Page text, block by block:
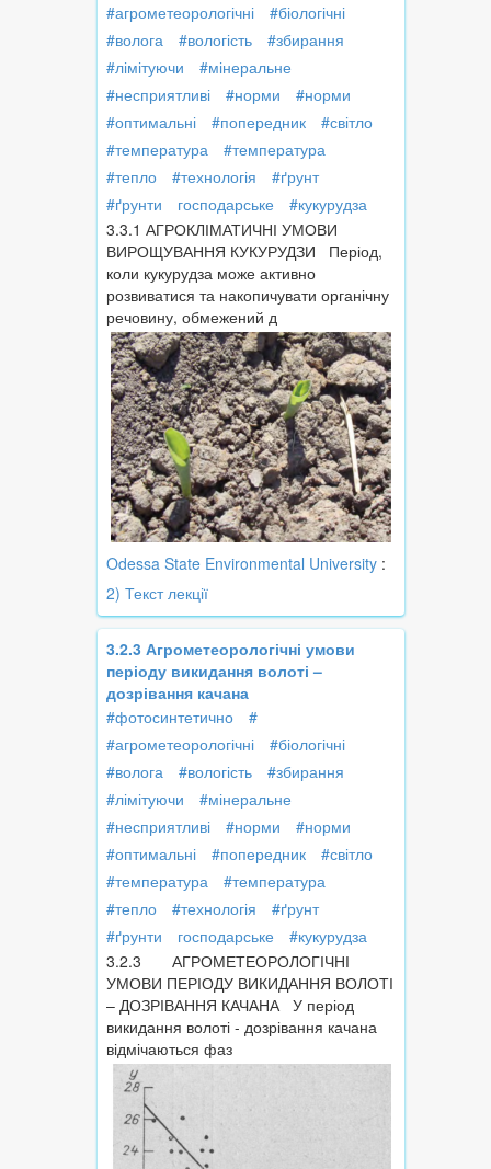
#агрометеорологічні
#біологічні
#волога
#вологість
#збирання
#лімітуючи
#мінеральне
#несприятливі
#норми
#норми
#оптимальні
#попередник
#світло
#температура
#температура
#тепло
#технологія
#ґрунт
#ґрунти
господарське
#кукурудза
3.3.1 АГРОКЛІМАТИЧНІ УМОВИ
ВИРОЩУВАННЯ КУКУРУДЗИ Період,
коли кукурудза може активно
розвиватися та накопичувати органічну
речовину, обмежений д
Odessa State Environmental University :
2) Текст лекції
3.2.3 Агрометеорологічні умови
періоду викидання волоті –
дозрівання качана
#фотосинтетично
#
#агрометеорологічні
#біологічні
#волога
#вологість
#збирання
#лімітуючи
#мінеральне
#несприятливі
#норми
#норми
#оптимальні
#попередник
#світло
#температура
#температура
#тепло
#технологія
#ґрунт
#ґрунти
господарське
#кукурудза
3.2.3 АГРОМЕТЕОРОЛОГІЧНІ
УМОВИ ПЕРІОДУ ВИКИДАННЯ ВОЛОТІ
– ДОЗРІВАННЯ КАЧАНА У період
викидання волоті - дозрівання качана
відмічаються фаз